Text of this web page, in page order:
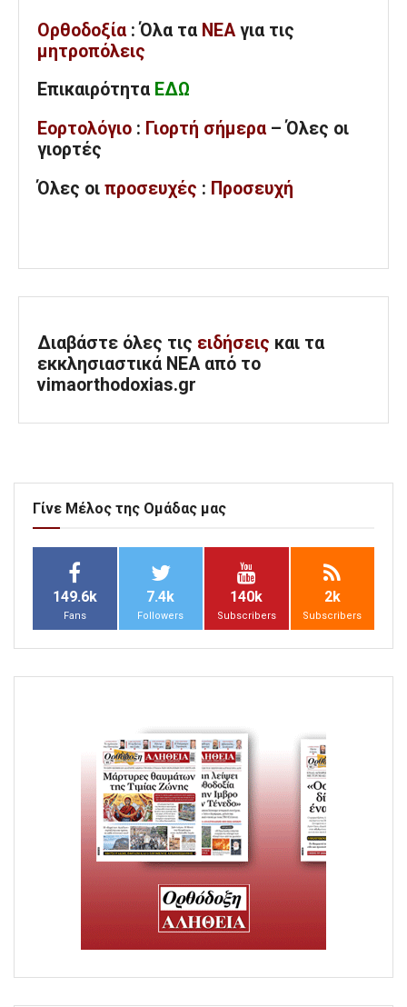
Ορθοδοξία : Όλα τα ΝΕΑ για τις
μητροπόλεις
Επικαιρότητα ΕΔΩ
Εορτολόγιο : Γιορτή σήμερα – Όλες οι
γιορτές
Όλες οι προσευχές : Προσευχή
Διαβάστε όλες τις ειδήσεις και τα
εκκλησιαστικά ΝΕΑ από το
vimaorthodoxias.gr
Γίνε Μέλος της Ομάδας μας
149.6k
Fans
7.4k
Followers
140k
Subscribers
2k
Subscribers